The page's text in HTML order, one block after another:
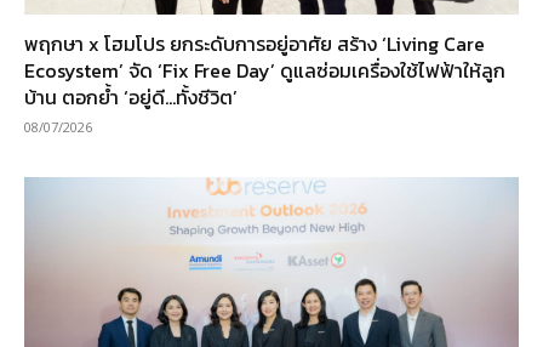
พฤกษา x โฮมโปร ยกระดับการอยู่อาศัย สร้าง ‘Living Care
Ecosystem’ จัด ‘Fix Free Day’ ดูแลซ่อมเครื่องใช้ไฟฟ้าให้ลูก
บ้าน ตอกย้ำ ‘อยู่ดี…ทั้งชีวิต’
08/07/2026